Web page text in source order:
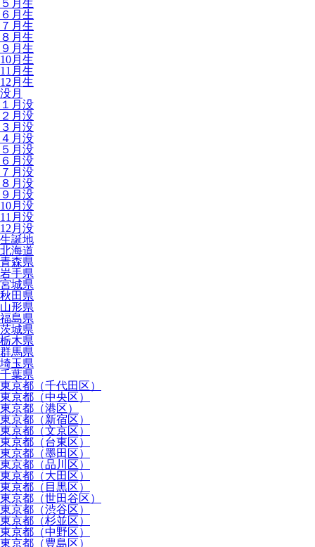
５月生
６月生
７月生
８月生
９月生
10月生
11月生
12月生
没月
１月没
２月没
３月没
４月没
５月没
６月没
７月没
８月没
９月没
10月没
11月没
12月没
生誕地
北海道
青森県
岩手県
宮城県
秋田県
山形県
福島県
茨城県
栃木県
群馬県
埼玉県
千葉県
東京都（千代田区）
東京都（中央区）
東京都（港区）
東京都（新宿区）
東京都（文京区）
東京都（台東区）
東京都（墨田区）
東京都（品川区）
東京都（大田区）
東京都（目黒区）
東京都（世田谷区）
東京都（渋谷区）
東京都（杉並区）
東京都（中野区）
東京都（豊島区）